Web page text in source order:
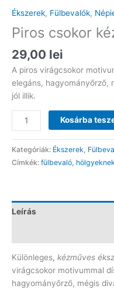
Ékszerek, Fülbevalók,
Piros csokor
29,00 lei
A piros virágcsokor
elegáns, hagyományőrző,
jól illik.
Piros
csokor
kézműves
fülbevaló
mennyiség
Kosárba
Kategóriák: Ékszerek
Címkék: fülbevaló hölgyeknek
Leírás
Különleges, kézműves
virágcsokor motivummal
hagyományőrző, mégis